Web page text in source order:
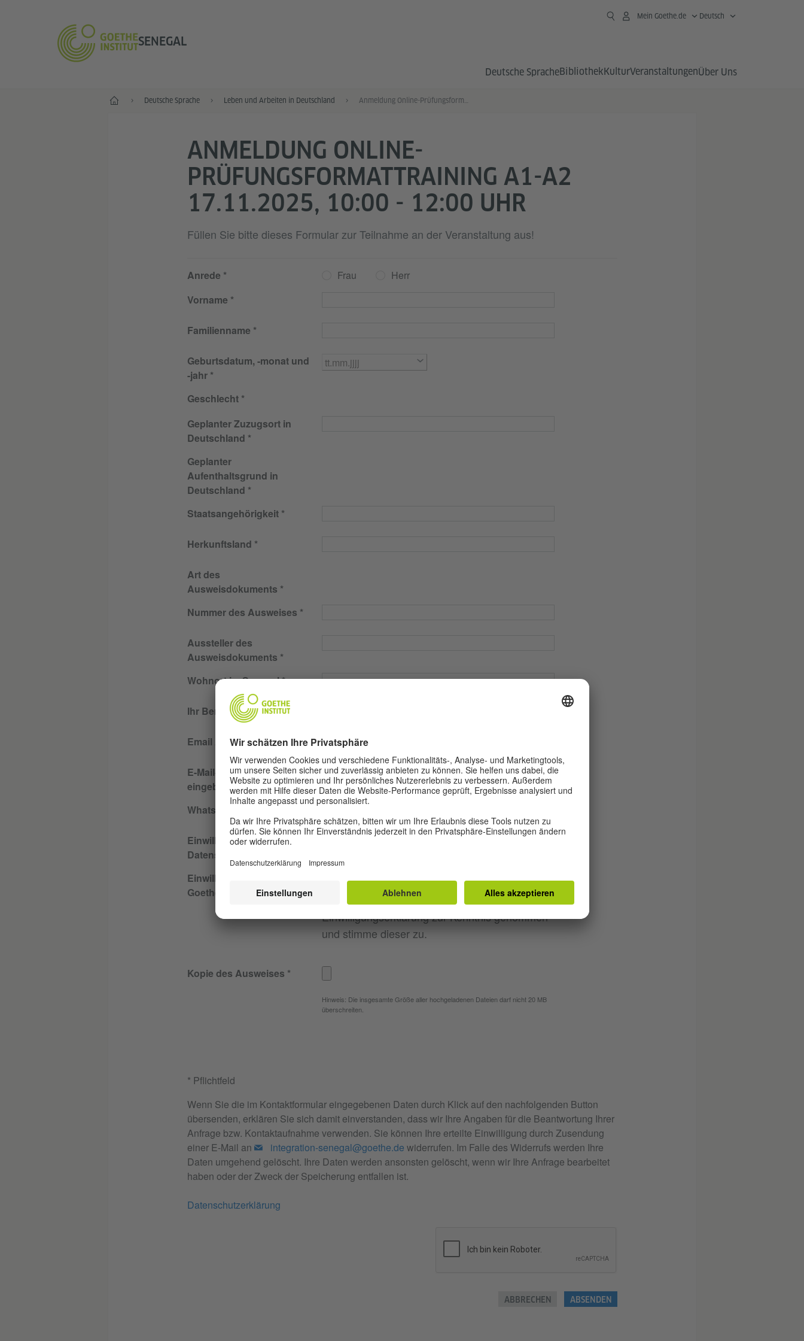
SENEGAL
Mein Goethe.de Deutsch
Deutsche SpracheBibliothekKulturVeranstaltungenÜber Uns
Start Deutsche Sprache Leben und Arbeiten in Deutschland Anmeldung Online-Prüfungsformattraining A1/A2, 17.11.2025
ANMELDUNG ONLINE-
PRÜFUNGSFORMATTRAINING A1-A2
17.11.2025, 10:00 - 12:00 UHR
Füllen Sie bitte dieses Formular zur Teilnahme an der Veranstaltung aus!
Anrede Frau
Herr
Vorname
Familienname
Geburtsdatum, -monat und
-jahr
Geschlecht
Geplanter Zuzugsort in
Deutschland
Geplanter
Aufenthaltsgrund in
Deutschland
Staatsangehörigkeit
Herkunftsland
Art des
Ausweisdokuments
Nummer des Ausweises
Aussteller des
Ausweisdokuments
Wohnort im Senegal
Ihr Beruf
Email Adresse
E-Mail-Adresse erneut
eingeben
WhatsApp Telefonnummer
Einwilligungserklärung
Datenschutz AMIF
Einwilligungserklärung - AMIF
Einwilligungserklärung
Goethe-Institut
Einwilligungserklärung - Goethe-Institut
Ich habe die AMIF- und Goethe-Institut-
Einwilligungserklärung zur Kenntnis genommen
und stimme dieser zu.
Kopie des Ausweises
Hinweis: Die insgesamte Größe aller hochgeladenen Dateien darf nicht 20 MB
überschreiten.
* Pflichtfeld
Wenn Sie die im Kontaktformular eingegebenen Daten durch Klick auf den nachfolgenden Button
übersenden, erklären Sie sich damit einverstanden, dass wir Ihre Angaben für die Beantwortung Ihrer
Anfrage bzw. Kontaktaufnahme verwenden. Sie können Ihre erteilte Einwilligung durch Zusendung
einer E-Mail an
integration-senegal@goethe.de widerrufen. Im Falle des Widerrufs werden Ihre
Daten umgehend gelöscht. Ihre Daten werden ansonsten gelöscht, wenn wir Ihre Anfrage bearbeitet
haben oder der Zweck der Speicherung entfallen ist.
Datenschutzerklärung
ABBRECHEN ABSENDEN